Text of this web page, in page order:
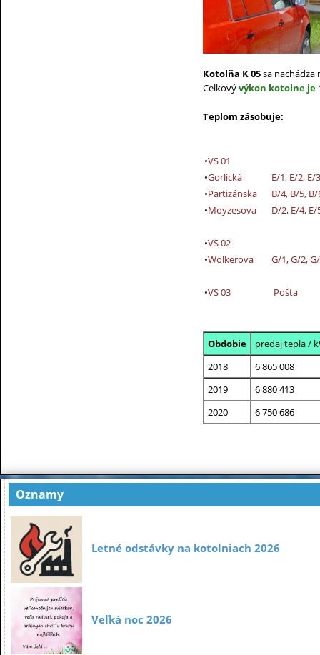
Kotolňa K 05sa nachádza
Celkovývýkon kotolne je
Teplom zásobuje:
•VS 01
•Gorlická
E/1, E/2, E/3
•Partizánska
B/4, B/5, B/
•Moyzesova D/2, E/4,
•VS 02
•Wolkerova G/1, G/2,
•VS 03 Pošta
Obdobie
predaj tepla /
2018
6 865 008
2019
6 880 413
2020
6 750 686
Oznamy
Letné odstávky na kotolniach 2026
Veľká noc 2026